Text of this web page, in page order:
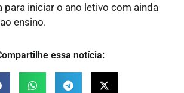
para iniciar o ano letivo com ainda
ensino.
essa notícia: